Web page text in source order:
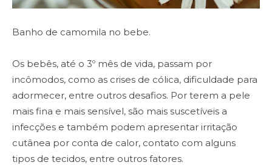
Banho de camomila no bebe.
Os bebês, até o 3º mês de vida, passam por
incômodos, como as crises de cólica, dificuldade para
adormecer, entre outros desafios. Por terem a pele
mais fina e mais sensível, são mais suscetíveis a
infecções e também podem apresentar irritação
cutânea por conta de calor, contato com alguns
tipos de tecidos, entre outros fatores.